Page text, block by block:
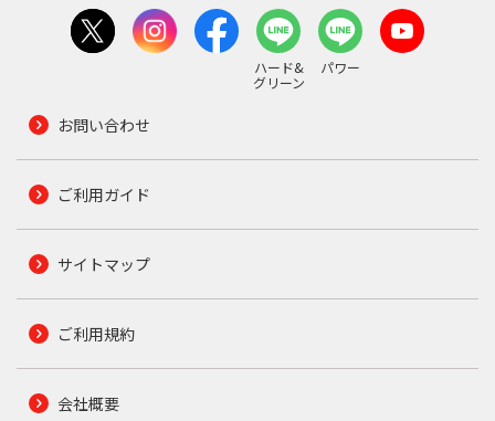
ハード&
グリーン
パワー
お問い合わせ
ご利用ガイド
サイトマップ
ご利用規約
会社概要